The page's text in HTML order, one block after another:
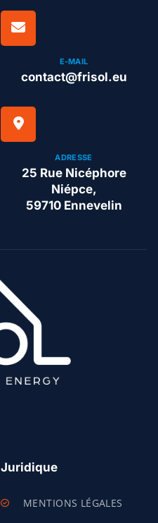
E-MAIL
contact@frisol.eu
ADRESSE
25 Rue Nicéphore
Niépce,
59710 Ennevelin
Juridique
MENTIONS LÉGALES